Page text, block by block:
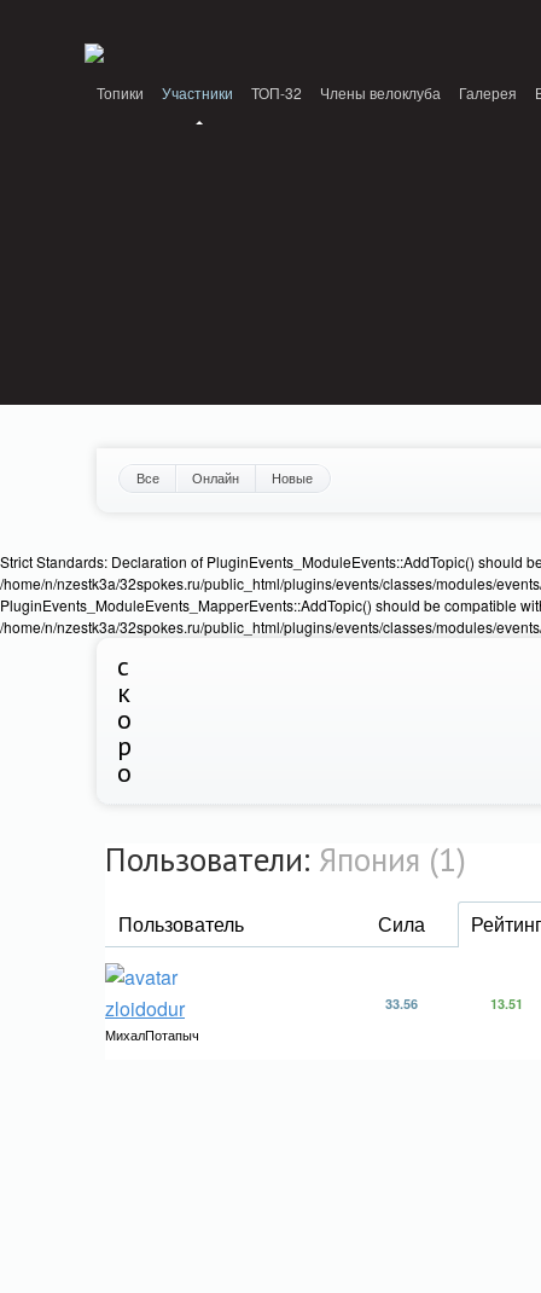
Топики Участники ТОП-32 Члены велоклуба Галерея
Все Онлайн Новые
Strict Standards: Declaration of PluginEvents_ModuleEvents::AddTopic() should
/home/n/nzestk3a/32spokes.ru/public_html/plugins/events/classes/modules/
PluginEvents_ModuleEvents_MapperEvents::AddTopic() should be compatible
/home/n/nzestk3a/32spokes.ru/public_html/plugins/events/classes/modules/
с
к
о
р
о
Пользователи: Япония (1)
Пользователь Сила Рейтинг
zloidodur
МихалПотапыч
33.56 13.51